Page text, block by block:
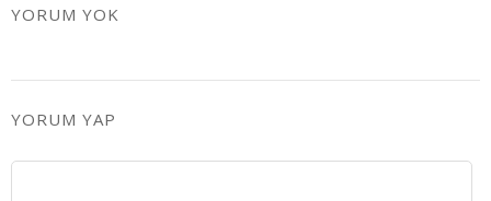
YORUM YOK
YORUM YAP